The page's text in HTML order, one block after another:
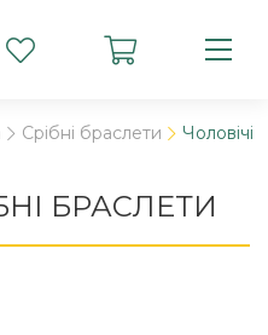
Срібні браслети Чоловічі
БРАСЛЕТИ